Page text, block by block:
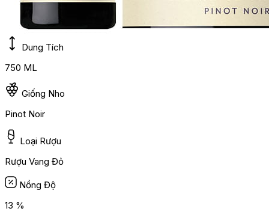
Dung Tích
750 ML
Giống Nho
Pinot Noir
Loại Rượu
Rượu Vang Đỏ
Nồng Độ
13 %